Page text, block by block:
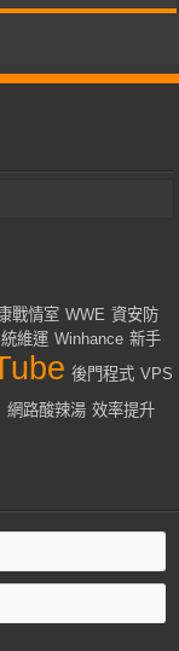
戰情室 WWE 資安防
維運 Winhance 新手
後門程式 VPS
網路酸辣湯 效率提升